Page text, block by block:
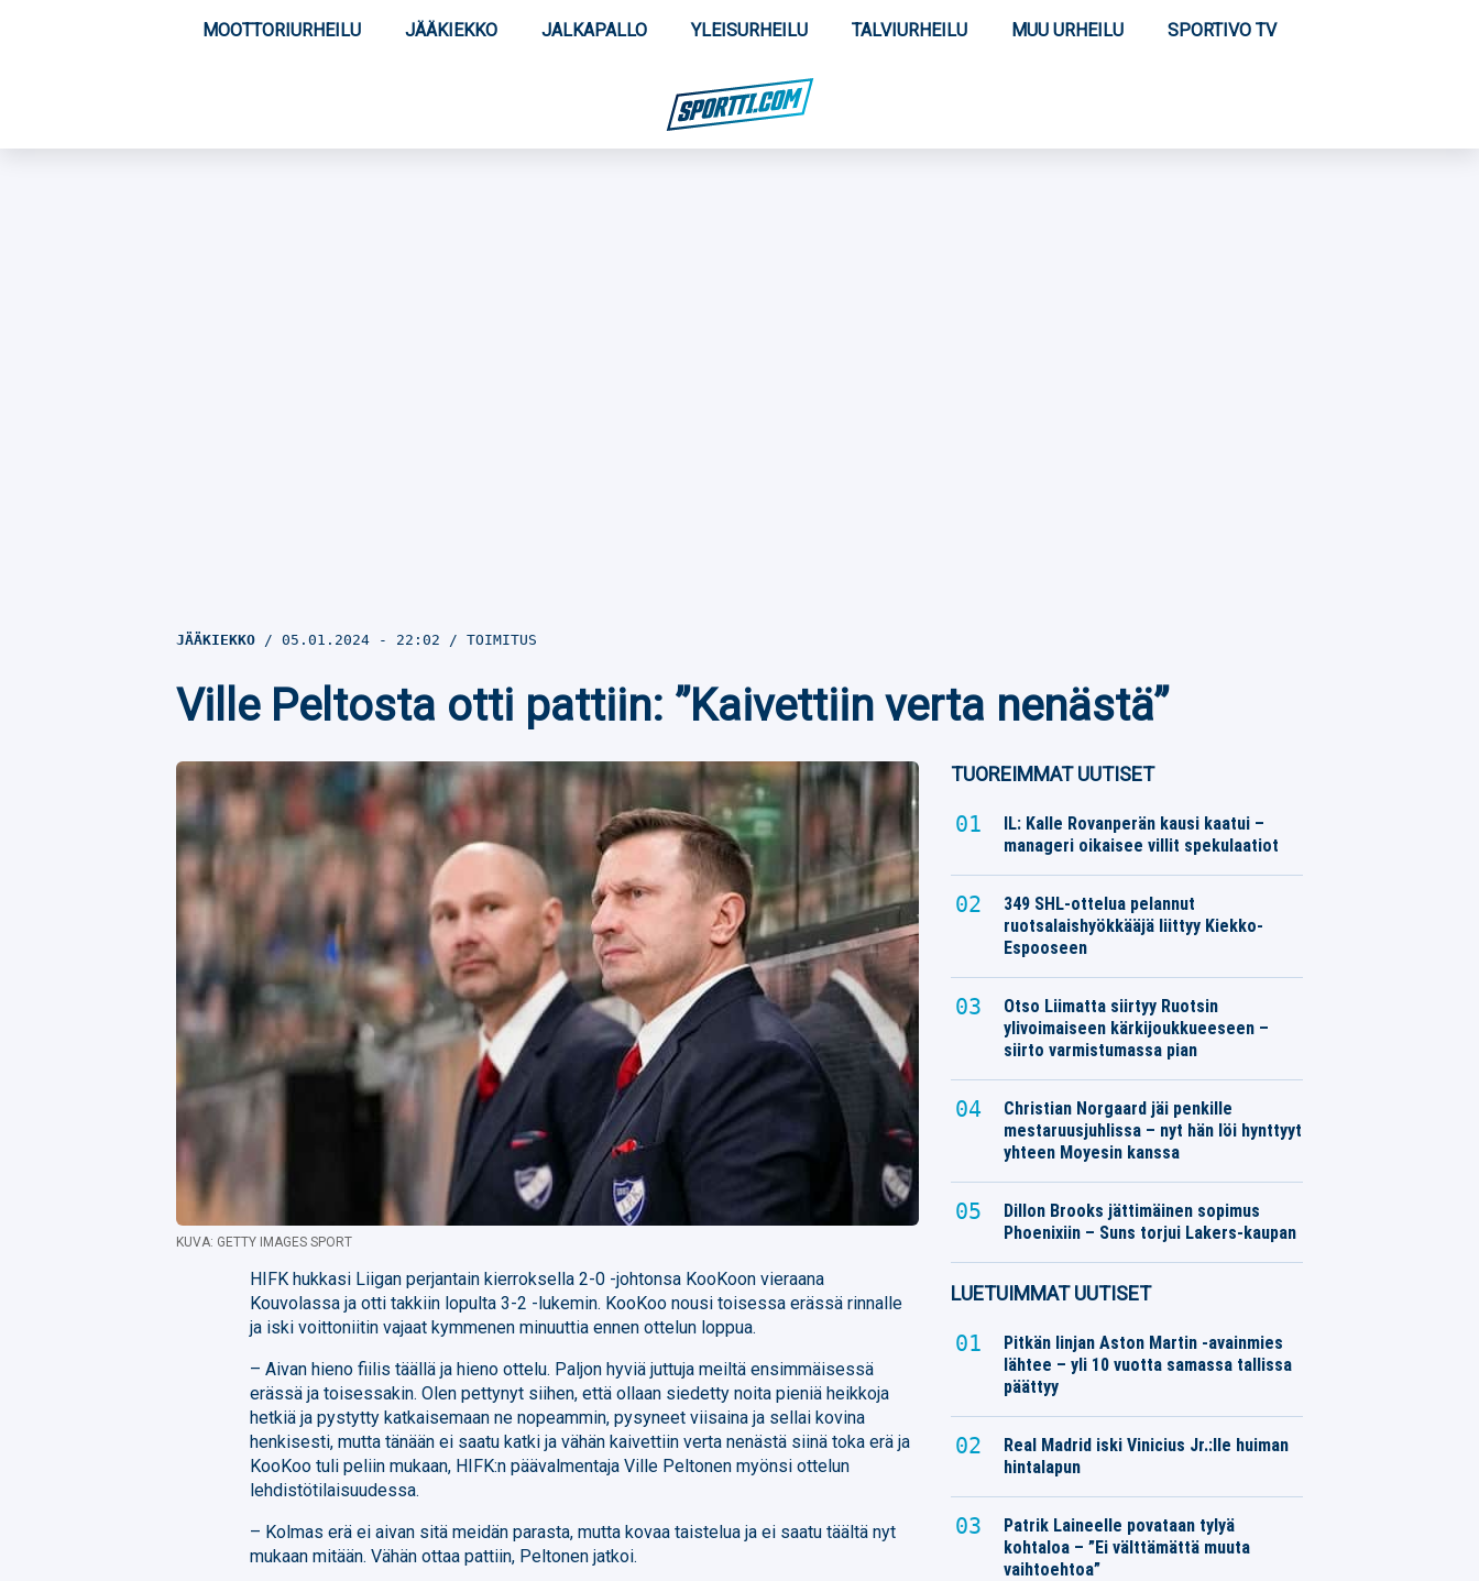
MOOTTORIURHEILU JÄÄKIEKKO JALKAPALLO YLEISURHEILU TALVIURHEILU MUU URHEILU SPORTIVO TV
JÄÄKIEKKO 05.01.2024 - 22:02 TOIMITUS
Ville Peltosta otti pattiin: ”Kaivettiin verta nenästä”
KUVA: GETTY IMAGES SPORT
HIFK hukkasi Liigan perjantain kierroksella 2-0 -johtonsa KooKoon vieraana
Kouvolassa ja otti takkiin lopulta 3-2 -lukemin. KooKoo nousi toisessa erässä rinnalle
ja iski voittoniitin vajaat kymmenen minuuttia ennen ottelun loppua.
– Aivan hieno fiilis täällä ja hieno ottelu. Paljon hyviä juttuja meiltä ensimmäisessä
erässä ja toisessakin. Olen pettynyt siihen, että ollaan siedetty noita pieniä heikkoja
hetkiä ja pystytty katkaisemaan ne nopeammin, pysyneet viisaina ja sellai kovina
henkisesti, mutta tänään ei saatu katki ja vähän kaivettiin verta nenästä siinä toka erä ja
KooKoo tuli peliin mukaan, HIFK:n päävalmentaja Ville Peltonen myönsi ottelun
lehdistötilaisuudessa.
– Kolmas erä ei aivan sitä meidän parasta, mutta kovaa taistelua ja ei saatu täältä nyt
mukaan mitään. Vähän ottaa pattiin, Peltonen jatkoi.
TUOREIMMAT UUTISET
IL: Kalle Rovanperän kausi kaatui –
manageri oikaisee villit spekulaatiot
349 SHL-ottelua pelannut
ruotsalaishyökkääjä liittyy Kiekko-
Espooseen
Otso Liimatta siirtyy Ruotsin
ylivoimaiseen kärkijoukkueeseen –
siirto varmistumassa pian
Christian Norgaard jäi penkille
mestaruusjuhlissa – nyt hän löi hynttyyt
yhteen Moyesin kanssa
Dillon Brooks jättimäinen sopimus
Phoenixiin – Suns torjui Lakers-kaupan
LUETUIMMAT UUTISET
Pitkän linjan Aston Martin -avainmies
lähtee – yli 10 vuotta samassa tallissa
päättyy
Real Madrid iski Vinicius Jr.:lle huiman
hintalapun
Patrik Laineelle povataan tylyä
kohtaloa – ”Ei välttämättä muuta
vaihtoehtoa”